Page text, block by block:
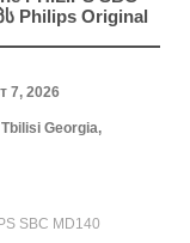
Philips Original
7, 2026
Georgia,